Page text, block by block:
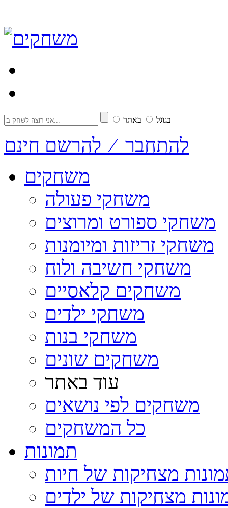
בגוגל באתר
להתחבר ⁄ להרשם חינם
משחקים
משחקי פעולה
משחקי ספורט ומרוצים
משחקי זריזות ומיומנות
משחקי חשיבה ולוח
משחקים קלאסיים
משחקי ילדים
משחקי בנות
משחקים שונים
עוד באתר
משחקים לפי נושאים
כל המשחקים
תמונות
מצחיקות של חיות
מצחיקות של ילדים